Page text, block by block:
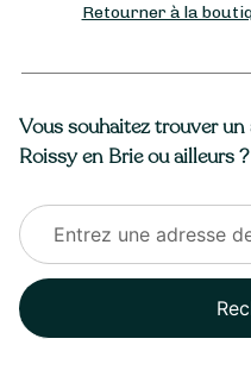
Retourner à la
Vous souhaitez trouver
Roissy en Brie ou ailleurs ?